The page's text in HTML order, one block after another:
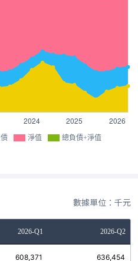
淨值 總負債+淨值
數據單位：千元
2026-Q1 2026-Q2
608,371 636,454